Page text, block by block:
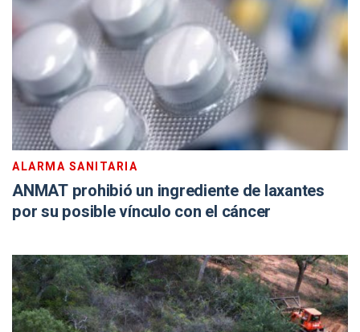
ALARMA SANITARIA
ANMAT prohibió un ingrediente de laxantes
por su posible vínculo con el cáncer